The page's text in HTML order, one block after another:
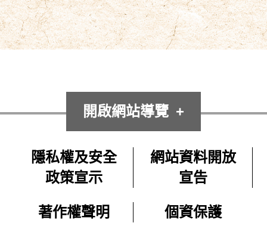
開啟網站導覽
隱私權及安全
政策宣示
網站資料開放
宣告
著作權聲明 個資保護